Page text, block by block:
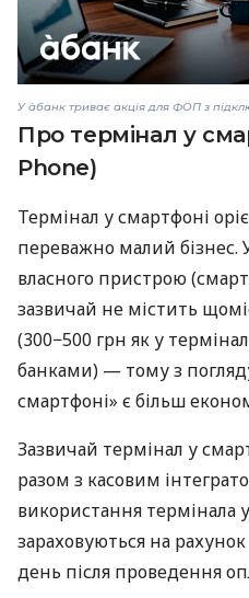
У àбанк триває акція для ФОП з
Про термінал у
Phone)
Термінал у смартфоні
переважно малий бізнес.
власного пристрою
зазвичай не містить
(300−500 грн як у
банками) — тому з
смартфоні» є більш
Зазвичай термінал у
разом з касовим
використання термінала
зараховуються на
день після проведення